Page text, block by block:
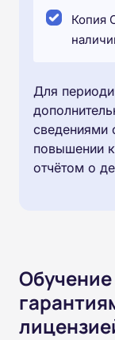
Копия
Для
сведениями
повышении
отчётом о